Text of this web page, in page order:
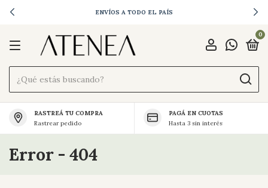
ENVÍOS A TODO EL PAÍS
0
RASTREÁ TU COMPRA
Rastrear pedido
PAGÁ EN CUOTAS
Hasta 3 sin interés
Error - 404